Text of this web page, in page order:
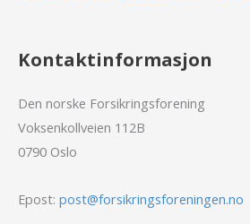
Kontaktinformasjon
Den norske Forsikringsforening
Voksenkollveien 112B
0790 Oslo
Epost: post@forsikringsforeningen.no